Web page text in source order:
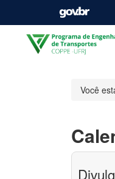
Você